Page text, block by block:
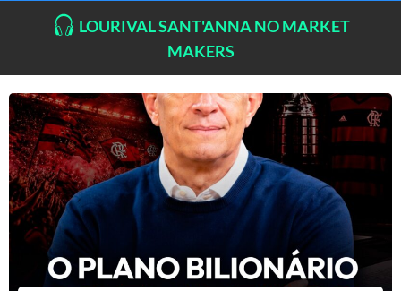
LOURIVAL SANT'ANNA NO MARKET
MAKERS